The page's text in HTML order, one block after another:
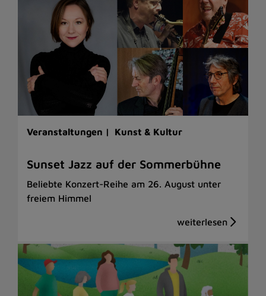
Veranstaltungen | Kunst & Kultur
Sunset Jazz auf der Sommerbühne
Beliebte Konzert-Reihe am 26. August unter
freiem Himmel